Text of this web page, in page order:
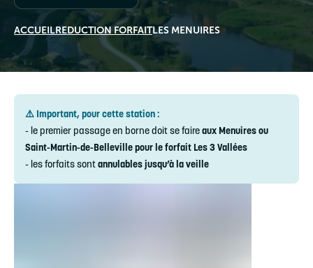
ACCUEILREDUCTION FORFAITLES MENUIRES
⚠️ Important, pour cette station :
- le premier passage en borne doit se faireaux Menuires ou
Saint-Martin-de-Belleville pour le forfait Les 3 Vallées
- les forfaits sontannulables jusqu’à la veille